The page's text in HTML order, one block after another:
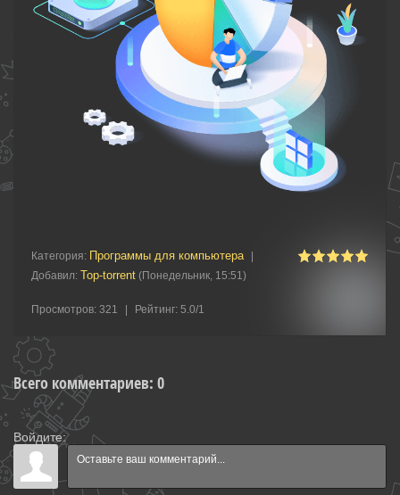
Категория: Программы для компьютера
Добавил: Top-torrent (Понедельник, 15:51)
Просмотров: 321 Рейтинг: 5.0/1
Всего комментариев: 0
Войдите: